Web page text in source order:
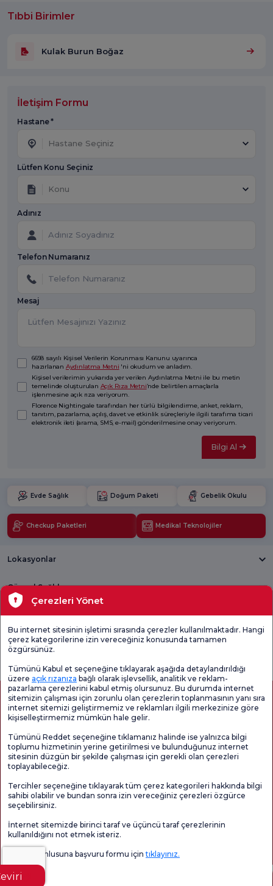
Tıbbi Birimler
Kulak Burun Boğaz
İletişim Formu
Hastane *
Hastane Seçiniz
Lütfen Konu Seçiniz
Konu
Adınız
Telefon Numaranız
Mesaj
6698 sayılı Kişisel Verilerin Korunması Kanunu uyarınca
hazırlanan Aydınlatma Metni 'ni okudum ve anladım.
Kişisel verilerimin yukarıda yer verilen Aydınlatma Metni ile bu metin
temelinde oluşturulan Açık Rıza Metni’nde belirtilen amaçlarla
işlenmesine açık rıza veriyorum.
Florence Nightingale tarafından her türlü bilgilendirme, anket, reklam,
tanıtım, pazarlama, açılış, davet ve etkinlik süreçleriyle ilgili tarafıma ticari
elektronik ileti (arama, SMS, e-mail) gönderilmesine onay veriyorum.
Bilgi Al
İçindekiler
Evde Sağlık Doğum Paketi Gebelik Okulu
Checkup Paketleri Medikal Teknolojiler
Lokasyonlar
Güncel Sağlık
Tıbbi Birimler
Genel
Memnuniyet
Sayfa içeriği sadece bilgilendirme amaçlıdır. Tanı ve tedavi için mutlaka
doktorunuza başvurunuz.
@2026 Grup Florence Nightingale Hastaneleri
Editör: Uğurcan Durmuş - 0 549 455 55 46. - Güncelleme Tarihi: 06.08.2026
Çerezleri Yönet
Bu internet sitesinin işletimi sırasında çerezler kullanılmaktadır. Hangi
çerez kategorilerine izin vereceğiniz konusunda tamamen
özgürsünüz.
Tümünü Kabul et seçeneğine tıklayarak aşağıda detaylandırıldığı
üzere açık rızanıza bağlı olarak işlevsellik, analitik ve reklam-
pazarlama çerezlerini kabul etmiş olursunuz. Bu durumda internet
sitemizin çalışması için zorunlu olan çerezlerin toplanmasının yanı sıra
internet sitemizi geliştirmemiz ve reklamları ilgili merkezinize göre
kişiselleştirmemiz mümkün hale gelir.
Tümünü Reddet seçeneğine tıklamanız halinde ise yalnızca bilgi
toplumu hizmetinin yerine getirilmesi ve bulunduğunuz internet
sitesinin düzgün bir şekilde çalışması için gerekli olan çerezleri
toplayabileceğiz.
Tercihler seçeneğine tıklayarak tüm çerez kategorileri hakkında bilgi
sahibi olabilir ve bundan sonra izin vereceğiniz çerezleri özgürce
seçebilirsiniz.
İnternet sitemizde birinci taraf ve üçüncü taraf çerezlerinin
kullanıldığını not etmek isteriz.
Veri sorumlusuna başvuru formu içintıklayınız.